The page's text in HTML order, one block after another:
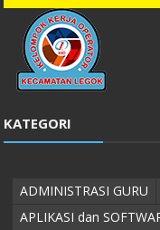
KATEGORI
ADMINISTRASI GURU
APLIKASI dan